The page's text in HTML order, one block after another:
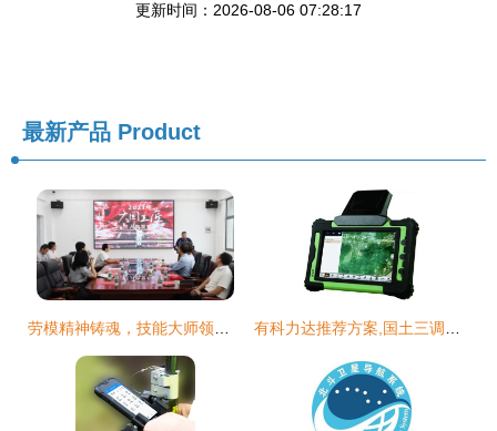
更新时间：2026-08-06 07:28:17
最新产品 Product